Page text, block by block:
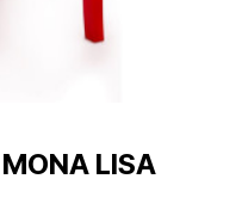
LISA